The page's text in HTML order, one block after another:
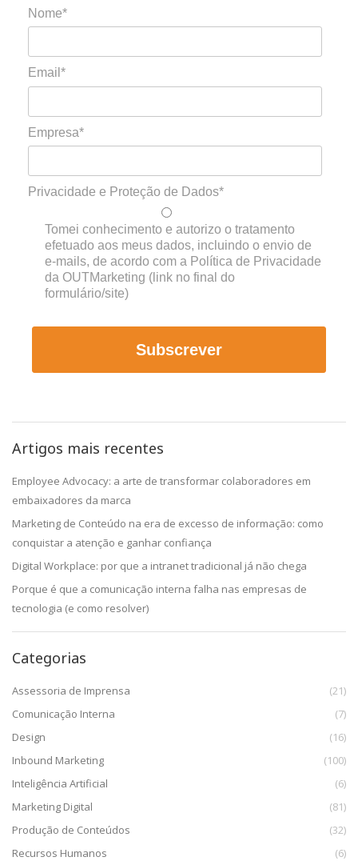
Nome*
Email*
Empresa*
Privacidade e Proteção de Dados*
Tomei conhecimento e autorizo o tratamento
efetuado aos meus dados, incluindo o envio de
e-mails, de acordo com a Política de Privacidade
da OUTMarketing (link no final do
formulário/site)
Subscrever
Artigos mais recentes
Employee Advocacy: a arte de transformar colaboradores em
embaixadores da marca
Marketing de Conteúdo na era de excesso de informação: como
conquistar a atenção e ganhar confiança
Digital Workplace: por que a intranet tradicional já não chega
Porque é que a comunicação interna falha nas empresas de
tecnologia (e como resolver)
Categorias
Assessoria de Imprensa
(21)
Comunicação Interna
(7)
Design
(16)
Inbound Marketing
(100)
Inteligência Artificial
(6)
Marketing Digital
(81)
Produção de Conteúdos
(32)
Recursos Humanos
(6)